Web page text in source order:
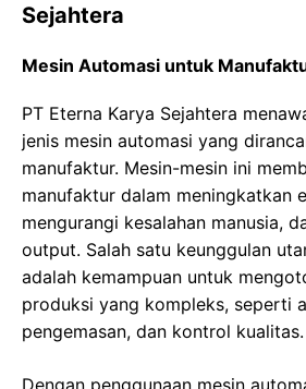
Sejahtera
Mesin Automasi untuk
PT Eterna Karya Sejahtera
jenis mesin automasi yang
manufaktur. Mesin-mesin ini
manufaktur dalam meningkatkan
mengurangi kesalahan manusia,
output. Salah satu keunggulan
adalah kemampuan untuk
produksi yang kompleks, seperti
pengemasan, dan kontrol kualitas.